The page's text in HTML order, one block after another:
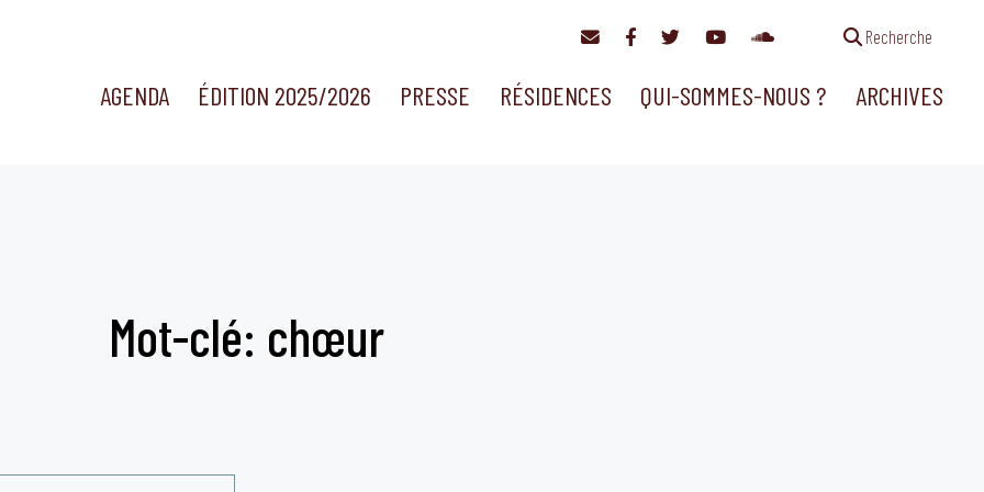
Recherche
AGENDA ÉDITION 2025/2026 PRESSE RÉSIDENCES QUI-SOMMES-NOUS ? ARCHIVES
Mot-clé: chœur